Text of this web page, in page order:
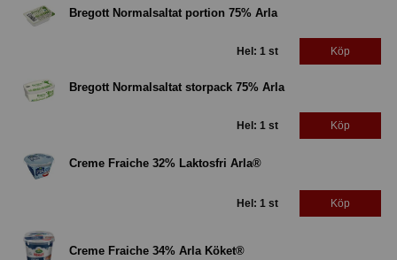
Bregott Normalsaltat portion 75% Arla
Hel: 1 st Köp
Bregott Normalsaltat storpack 75% Arla
Hel: 1 st Köp
Creme Fraiche 32% Laktosfri Arla®
Hel: 1 st Köp
Creme Fraiche 34% Arla Köket®